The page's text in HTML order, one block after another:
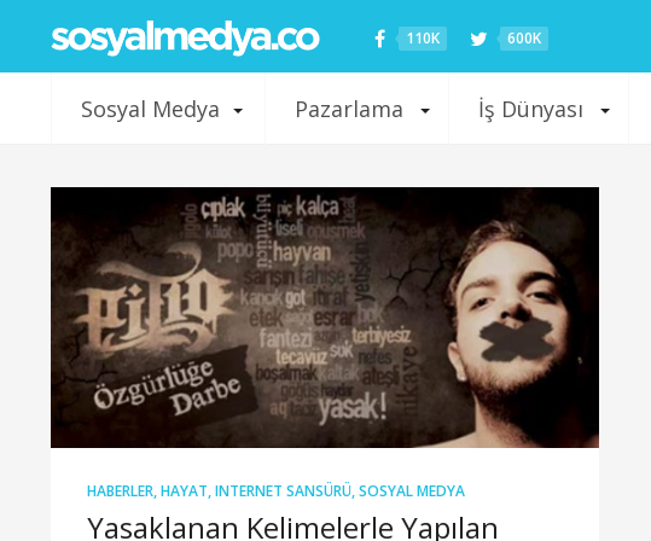
110K 600K
Sosyal Medya Pazarlama İş Dünyası
HABERLER,HAYAT,INTERNET SANSÜRÜ,SOSYAL MEDYA
Yasaklanan Kelimelerle Yapılan